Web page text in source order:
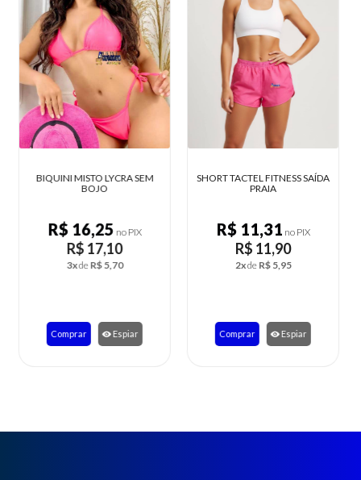
SHORT TACTEL FITNESS SAÍDA
PRAIA
R$ 11,31no PIX
R$ 11,90
2xdeR$ 5,95
Comprar Espiar
BODYS ESTAMPADO EM
LIGANETE
R$ 9,75 no PIX
R$ 10,26
2xdeR$ 5,13
Comprar Espiar